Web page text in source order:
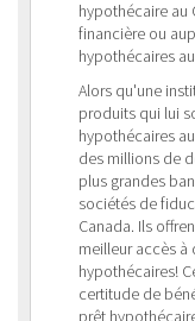
hypothécaire au
financière ou
hypothécaires
Alors qu'une
produits qui lui
hypothécaires
des millions de
plus grandes
sociétés de
Canada. Ils
meilleur accès
hypothécaires!
certitude de
prêt